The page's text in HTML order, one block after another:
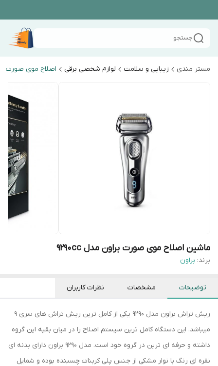
جستجو
مستر مندی زیبایی و سلامت لوازم شخصی برقی اصلاح موی صورت
ماشین اصلاح موی صورت براون مدل 9290cc
برند: براون
توضیحات مشخصات نظرات کاربران
ریش تراش براون مدل 9290 یکی از کامل ترین ریش تراش های سری 9
میباشد. این دستگاه کامل ترین سیستم اصلاح را در میان بقیه این گروه
داشته و حرفه ای ترین در گروه خود است. مدل 9290 براون دارای بدنه ای
نقره ای رنگ با نوار مشکی از جنس پلی کربنات چسبنده بوده و شمایل